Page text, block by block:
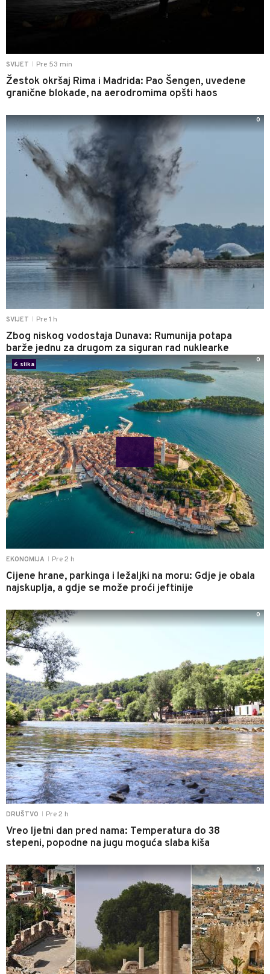
SVIJET Pre 53 min
Žestok okršaj Rima i Madrida: Pao Šengen, uvedene
granične blokade, na aerodromima opšti haos
SVIJET Pre 1 h
Zbog niskog vodostaja Dunava: Rumunija potapa
barže jednu za drugom za siguran rad nuklearke
0
EKONOMIJA Pre 2 h
Cijene hrane, parkinga i ležaljki na moru: Gdje je obala
najskuplja, a gdje se može proći jeftinije
6 slika
0
DRUŠTVO Pre 2 h
Vreo ljetni dan pred nama: Temperatura do 38
stepeni, popodne na jugu moguća slaba kiša
0
0